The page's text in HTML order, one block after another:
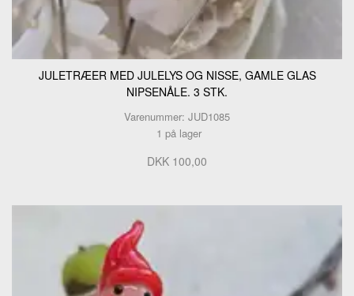
JULETRÆER MED JULELYS OG NISSE, GAMLE GLAS
NIPSENÅLE. 3 STK.
Varenummer: JUD1085
1 på lager
DKK 100,00